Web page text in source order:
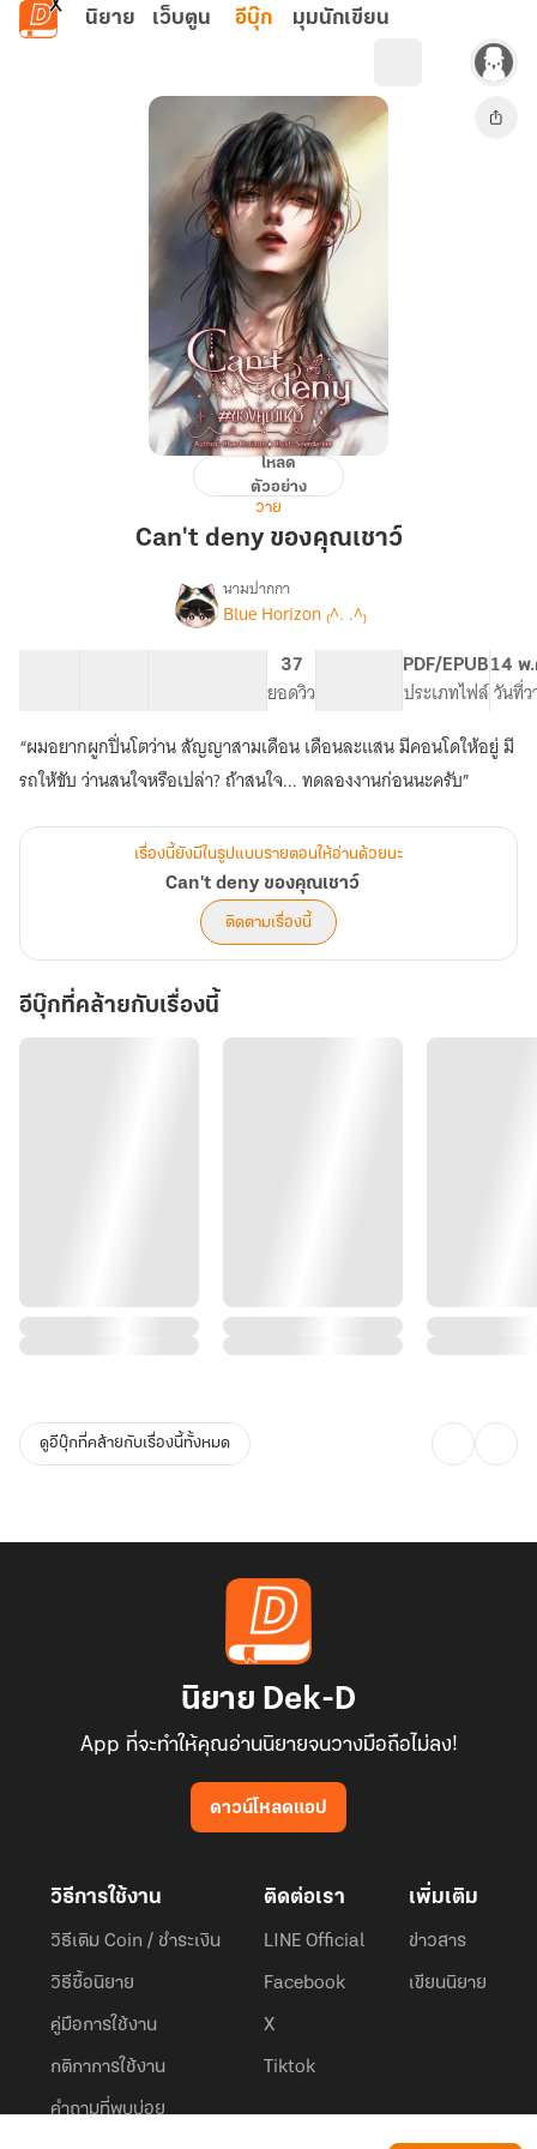
ข้ามไปยังเนื้อหาหลัก
นิยาย เว็บตูน อีบุ๊ก มุมนักเขียน
Can't
ของ
เชาว์
โหลด
ตัวอย่าง
วาย
Can't deny ของคุณเชาว์
เรื่องCan't
ของ
คุณ
นามปากกา
Blue Horizon ₍^. .^₎
37
ยอดวิว
PDF/EPUB
ประเภทไฟล์
14 พ
วันที่ว
“ผมอยากผูกปิ่นโตว่าน สัญญาสามเดือน เดือนละแสน มีคอนโดให้อยู่ มี
รถให้ขับ ว่านสนใจหรือเปล่า? ถ้าสนใจ... ทดลองงานก่อนนะครับ”
เรื่องนี้ยังมีในรูปแบบรายตอนให้อ่านด้วยนะ
Can't deny ของคุณเชาว์
ติดตามเรื่องนี้
อีบุ๊กที่คล้ายกับเรื่องนี้
ดูอีบุ๊กที่คล้ายกับเรื่องนี้ทั้งหมด
นิยาย Dek-D
App ที่จะทำให้คุณอ่านนิยายจนวางมือถือไม่ลง!
ดาวน์โหลดแอป
วิธีการใช้งาน
วิธีเติม Coin / ชำระเงิน
วิธีซื้อนิยาย
คู่มือการใช้งาน
กติกาการใช้งาน
คำถามที่พบบ่อย
ติดต่อเรา
LINE Official
Facebook
X
Tiktok
เพิ่มเติม
ข่าวสาร
เขียนนิยาย